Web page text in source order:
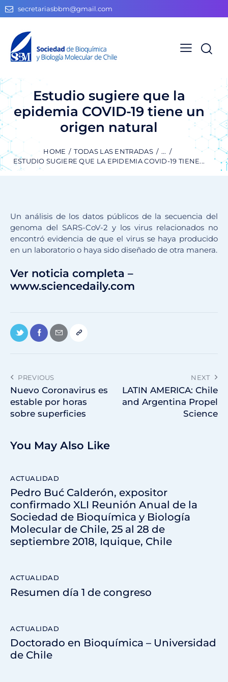
secretariasbbm@gmail.com
Estudio sugiere que la
epidemia COVID-19 tiene un
origen natural
HOME TODAS LAS ENTRADAS
...
ESTUDIO SUGIERE QUE LA EPIDEMIA COVID-19 TIENE...
Un análisis de los datos públicos de la secuencia del
genoma del SARS-CoV-2 y los virus relacionados no
encontró evidencia de que el virus se haya producido
en un laboratorio o haya sido diseñado de otra manera.
Ver noticia completa –
www.sciencedaily.com
PREVIOUS
Nuevo Coronavirus es
estable por horas
sobre superficies
NEXT
LATIN AMERICA: Chile
and Argentina Propel
Science
You May Also Like
ACTUALIDAD
Pedro Buć Calderón, expositor
confirmado XLI Reunión Anual de la
Sociedad de Bioquímica y Biología
Molecular de Chile, 25 al 28 de
septiembre 2018, Iquique, Chile
ACTUALIDAD
Resumen día 1 de congreso
ACTUALIDAD
Doctorado en Bioquímica – Universidad
de Chile